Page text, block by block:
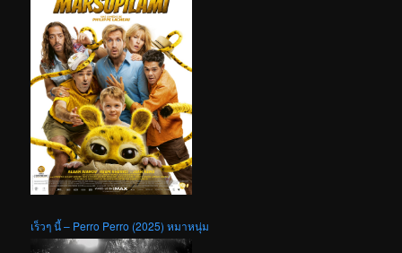
เร็วๆ นี้ – Perro Perro (2025) หมาหนุ่ม